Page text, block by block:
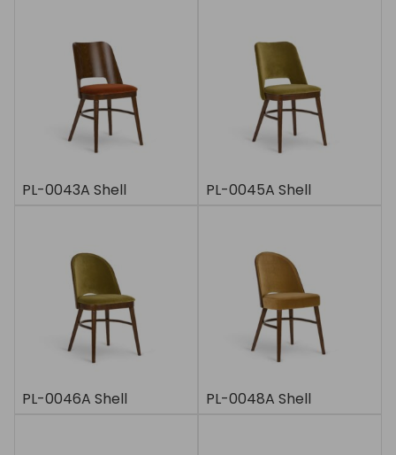
PL-0043A Shell PL-0045A Shell
PL-0046A Shell PL-0048A Shell